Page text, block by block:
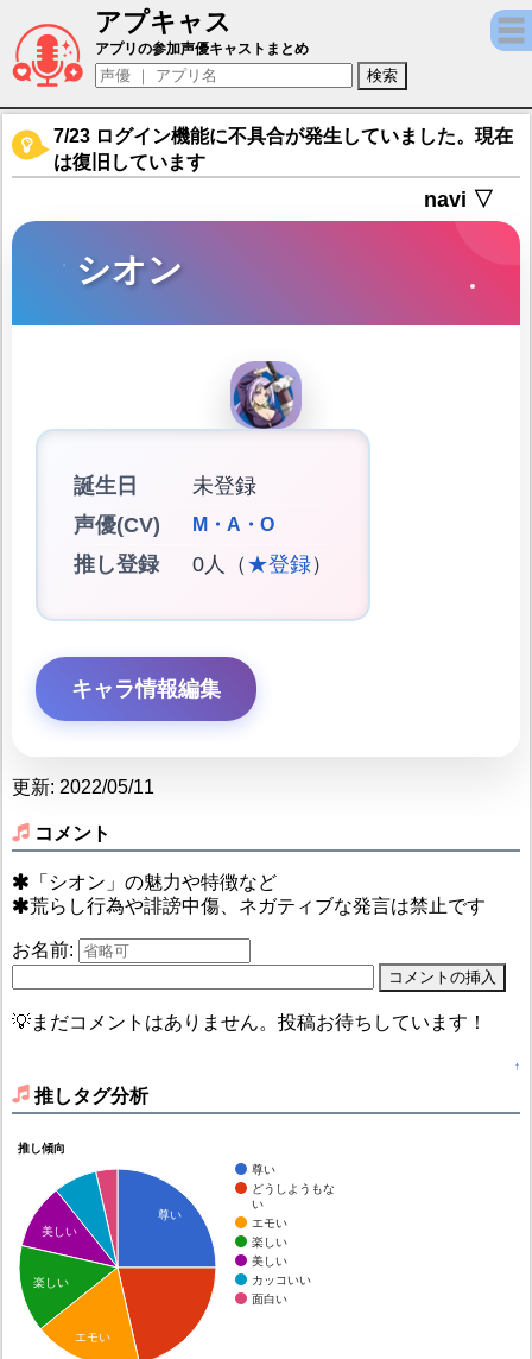
アプキャス
シオン（声優：M・A・O)【転生したらスラ
アプリの参加声優キャストまとめ
7/23 ログイン機能に不具合が発生していました。現在
は復旧しています
navi ▽
シオン
誕生日
未登録
声優(CV)
M・A・O
推し登録 0人（ ★登録）
キャラ情報編集
更新: 2022/05/11
コメント
「シオン」の魅力や特徴など
荒らし行為や誹謗中傷、ネガティブな発言は禁止です
お名前:
💡まだコメントはありません。投稿お待ちしています！
↑
推しタグ分析
推し傾向
尊い
どうしようもな
い
エモい
楽しい
美しい
カッコいい
面白い
尊い
美しい
楽しい
エモい